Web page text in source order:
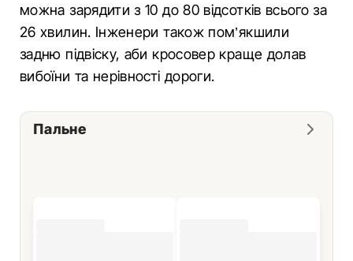
можна зарядити з 10 до 80 відсотків всього за
26 хвилин. Інженери також пом’якшили
задню підвіску, аби кросовер краще долав
вибоїни та нерівності дороги.
Пальне